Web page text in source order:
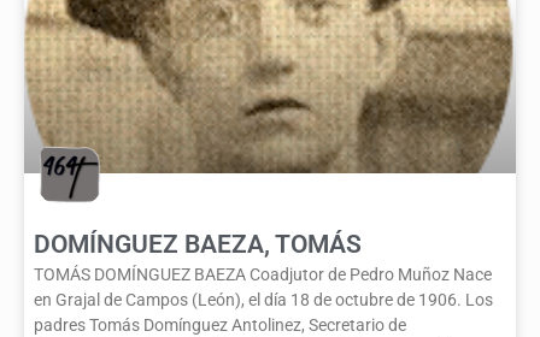
DOMÍNGUEZ BAEZA, TOMÁS
TOMÁS DOMÍNGUEZ BAEZA Coadjutor de Pedro Muñoz Nace
en Grajal de Campos (León), el día 18 de octubre de 1906. Los
padres Tomás Domínguez Antolinez, Secretario de